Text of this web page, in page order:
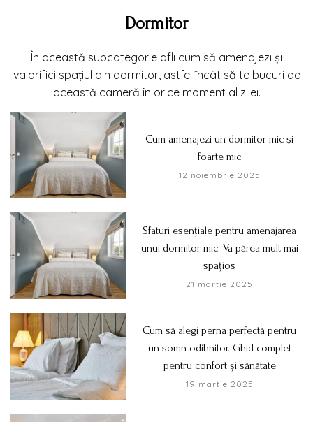
Dormitor
În această subcategorie afli cum să amenajezi și
valorifici spațiul din dormitor, astfel încât să te bucuri de
această cameră în orice moment al zilei.
Cum amenajezi un dormitor mic și
foarte mic
12 noiembrie 2025
Sfaturi esențiale pentru amenajarea
unui dormitor mic. Va părea mult mai
spațios
21 martie 2025
Cum să alegi perna perfectă pentru
un somn odihnitor. Ghid complet
pentru confort și sănătate
19 martie 2025